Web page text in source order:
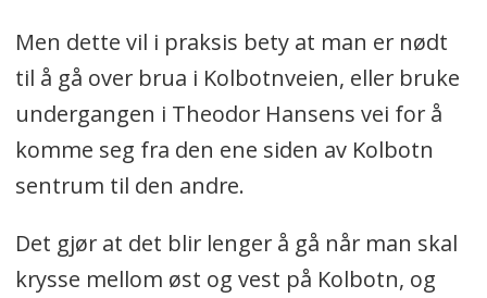
Men dette vil i praksis bety at man er nødt
til å gå over brua i Kolbotnveien, eller bruke
undergangen i Theodor Hansens vei for å
komme seg fra den ene siden av Kolbotn
sentrum til den andre.
Det gjør at det blir lenger å gå når man skal
krysse mellom øst og vest på Kolbotn, og